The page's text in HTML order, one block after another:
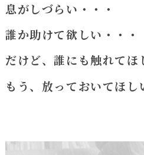
息がしづらい・・・
誰か助けて欲しい・・・
だけど、誰にも触れてほ
もう、放っておいてほし